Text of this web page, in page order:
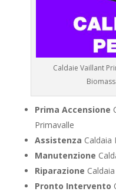
Caldaie Vaillant
Prima Accensione
Primavalle
Assistenza Caldaia
Manutenzione
Riparazione
Pronto Intervento